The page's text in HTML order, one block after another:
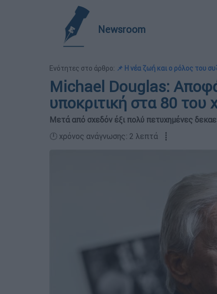
Newsroom
Ενότητες στο άρθρο: 📌 Η νέα ζωή και ο ρόλος του
Michael Douglas:
υποκριτική στα 80 του
Μετά από σχεδόν έξι πολύ πετυχημένες
🕛 χρόνος ανάγνωσης: 2 λεπτά ┋